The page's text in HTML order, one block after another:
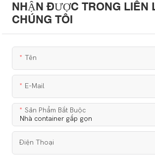
NHẬN ĐƯỢC TRONG LIÊN
CHÚNG TÔI
Tên
E-Mail
Sản Phẩm Bắt Buộc
Điện Thoại